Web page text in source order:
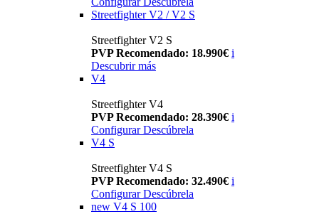
Streetfighter V2 / V2 S
Streetfighter V2 S
PVP Recomendado: 18.990€ i
Descubrir más
V4
Streetfighter V4
PVP Recomendado: 28.390€ i
Configurar Descúbrela
V4 S
Streetfighter V4 S
PVP Recomendado: 32.490€ i
Configurar Descúbrela
new V4 S 100